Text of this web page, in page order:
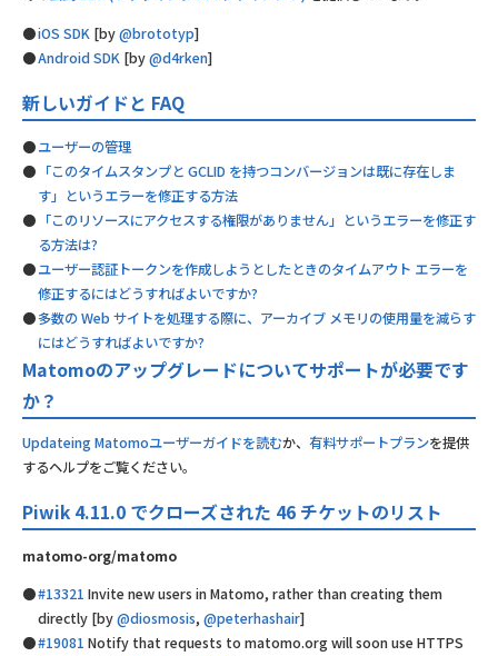
iOS SDK[by@brototyp]
Android SDK[by@d4rken]
新しいガイドと FAQ
ユーザーの管理
「このタイムスタンプと GCLID を持つコンバージョンは既に存在しま
す」というエラーを修正する方法
「このリソースにアクセスする権限がありません」というエラーを修正す
る方法は?
ユーザー認証トークンを作成しようとしたときのタイムアウト エラーを
修正するにはどうすればよいですか?
多数の Web サイトを処理する際に、アーカイブ メモリの使用量を減らす
にはどうすればよいですか?
Matomoのアップグレードについてサポートが必要です
か？
Updateing Matomoユーザーガイドを読むか、 有料サポートプランを提供
するヘルプをご覧ください。
Piwik 4.11.0 でクローズされた 46 チケットのリスト
matomo-org/matomo
#13321 Invite new users in Matomo, rather than creating them
directly [by@diosmosis, @peterhashair]
#19081 Notify that requests to matomo.org will soon use HTTPS